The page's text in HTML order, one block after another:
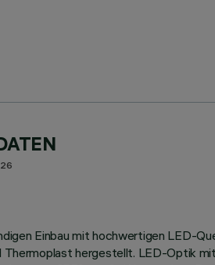
Einbau mit hochwertigen LED-
Thermoplast hergestellt. LED-Optik